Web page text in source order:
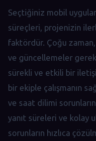
Seçtiğiniz mobil
süreçleri, projenizin
faktördür. Çoğu
ve güncellemeler
sürekli ve etkili bir
bir ekiple çalışmanın
ve saat dilimi
yanıt süreleri ve kolay
sorunların hızlıca